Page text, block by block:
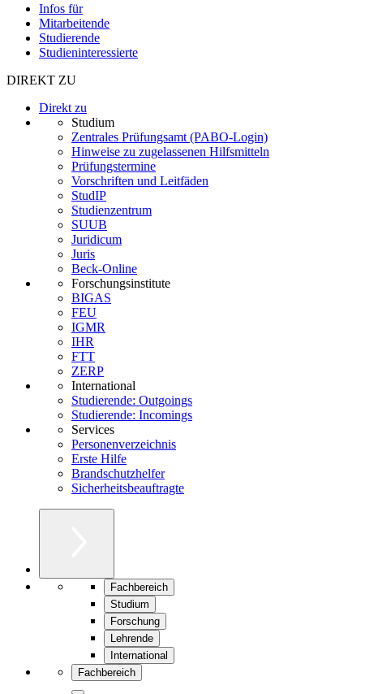
Infos für
Mitarbeitende
Studierende
Studieninteressierte
DIREKT ZU
Direkt zu
Studium
Zentrales Prüfungsamt (PABO-Login)
Hinweise zu zugelassenen Hilfsmitteln
Prüfungstermine
Vorschriften und Leitfäden
StudIP
Studienzentrum
SUUB
Juridicum
Juris
Beck-Online
Forschungsinstitute
BIGAS
FEU
IGMR
IHR
FTT
ZERP
International
Studierende: Outgoings
Studierende: Incomings
Services
Personenverzeichnis
Erste Hilfe
Brandschutzhelfer
Sicherheitsbeauftragte
Fachbereich
Studium
Forschung
Lehrende
International
Fachbereich